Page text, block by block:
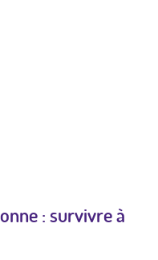
: survivre à